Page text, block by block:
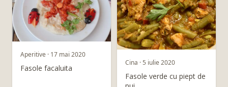
Aperitive · 17 mai 2020
Fasole facaluita
Cina · 5 iulie 2020
Fasole verde cu piept de